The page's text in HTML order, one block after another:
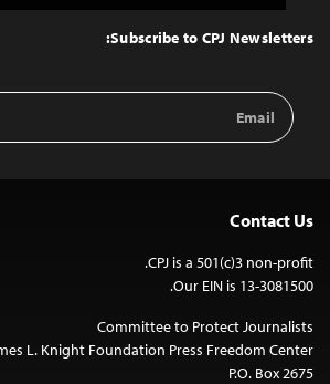
Top
Subscribe to CPJ Newsletters:
Email
Address
Contact Us
CPJ is a 501(c)3 non-profit.
Our EIN is 13-3081500.
Committee to Protect Journalists
L. Knight Foundation Press Freedom Center
P.O. Box 2675